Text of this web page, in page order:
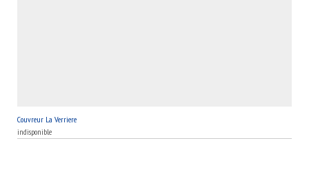
Couvreur La Verriere
indisponible